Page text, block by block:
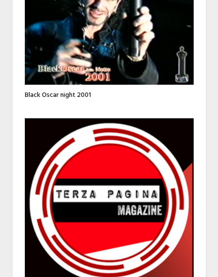
Black Oscar night 2001